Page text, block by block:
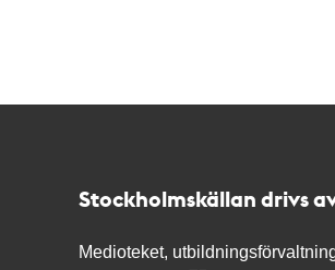
Stockholmskällan drivs
Medioteket,